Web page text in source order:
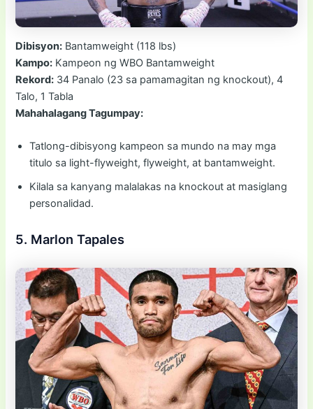
Dibisyon: Bantamweight (118 lbs)
Kampo: Kampeon ng WBO Bantamweight
Rekord: 34 Panalo (23 sa pamamagitan ng knockout), 4
Talo, 1 Tabla
Mahahalagang Tagumpay:
Tatlong-dibisyong kampeon sa mundo na may mga
titulo sa light-flyweight, flyweight, at bantamweight.
Kilala sa kanyang malalakas na knockout at masiglang
personalidad.
5. Marlon Tapales